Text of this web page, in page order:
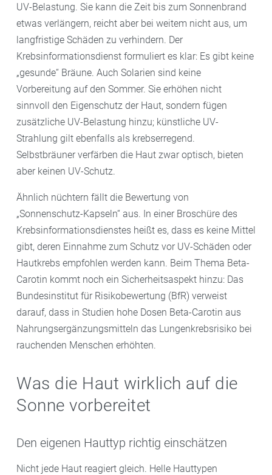
UV-Belastung. Sie kann die Zeit bis zum Sonnenbrand
etwas verlängern, reicht aber bei weitem nicht aus, um
langfristige Schäden zu verhindern. Der
Krebsinformationsdienst formuliert es klar: Es gibt keine
„gesunde“ Bräune. Auch Solarien sind keine
Vorbereitung auf den Sommer. Sie erhöhen nicht
sinnvoll den Eigenschutz der Haut, sondern fügen
zusätzliche UV-Belastung hinzu; künstliche UV-
Strahlung gilt ebenfalls als krebserregend.
Selbstbräuner verfärben die Haut zwar optisch, bieten
aber keinen UV-Schutz.
Ähnlich nüchtern fällt die Bewertung von
„Sonnenschutz-Kapseln“ aus. In einer Broschüre des
Krebsinformationsdienstes heißt es, dass es keine Mittel
gibt, deren Einnahme zum Schutz vor UV-Schäden oder
Hautkrebs empfohlen werden kann. Beim Thema Beta-
Carotin kommt noch ein Sicherheitsaspekt hinzu: Das
Bundesinstitut für Risikobewertung (BfR) verweist
darauf, dass in Studien hohe Dosen Beta-Carotin aus
Nahrungsergänzungsmitteln das Lungenkrebsrisiko bei
rauchenden Menschen erhöhten.
Was die Haut wirklich auf die
Sonne vorbereitet
Den eigenen Hauttyp richtig einschätzen
Nicht jede Haut reagiert gleich. Helle Hauttypen